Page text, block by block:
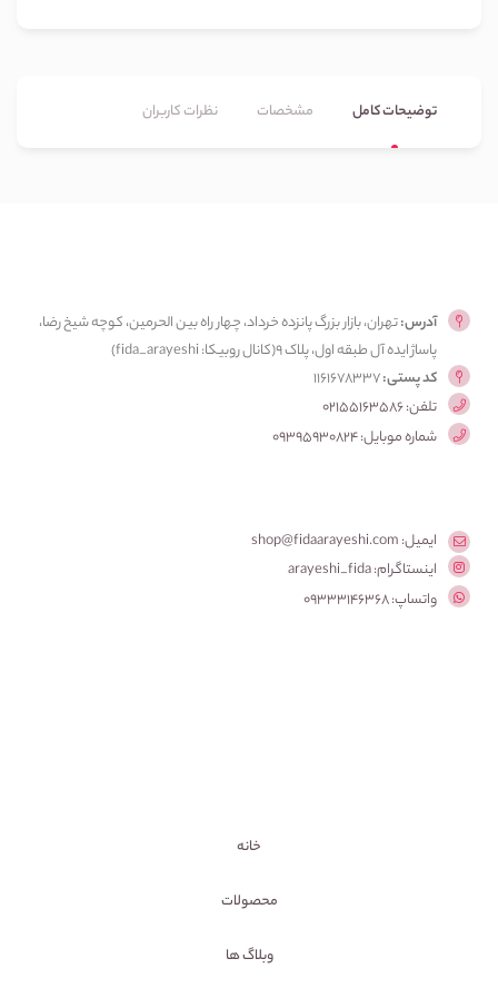
توضیحات کامل مشخصات نظرات کاربران
آدرس:تهران، بازار بزرگ پانزده خرداد، چهار راه بین الحرمین، کوچه شیخ رضا،
پاساژ ایده آل طبقه اول، پلاک ۹(کانال روبیکا: fida_arayeshi)
کد پستی:1161678337
تلفن: 02155163586
شماره موبایل: 09395930824
ایمیل: shop@fidaarayeshi.com
اینستاگرام: arayeshi_fida
واتساپ: 09333146368
خانه
محصولات
وبلاگ ها